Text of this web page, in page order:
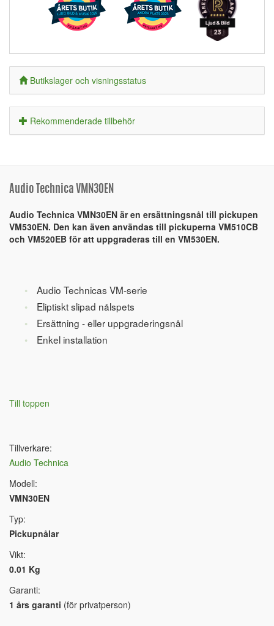
Butikslager och visningsstatus
Rekommenderade tillbehör
Audio Technica VMN30EN
Audio Technica VMN30EN är en ersättningsnål till pickupen
VM530EN. Den kan även användas till pickuperna VM510CB
och VM520EB för att uppgraderas till en VM530EN.
Audio Technicas VM-serie
Eliptiskt slipad nålspets
Ersättning - eller uppgraderingsnål
Enkel installation
Till toppen
Tillverkare:
Audio Technica
Modell:
VMN30EN
Typ:
Pickupnålar
Vikt:
0.01 Kg
Garanti:
1 års garanti (för privatperson)